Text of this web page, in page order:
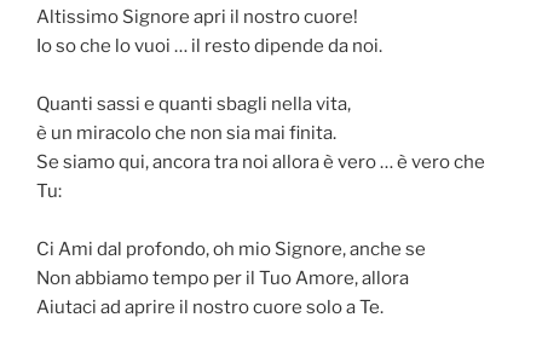
Altissimo Signore apri il nostro cuore!
Io so che lo vuoi … il resto dipende da noi.
Quanti sassi e quanti sbagli nella vita,
è un miracolo che non sia mai finita.
Se siamo qui, ancora tra noi allora è vero … è vero che
Tu:
Ci Ami dal profondo, oh mio Signore, anche se
Non abbiamo tempo per il Tuo Amore, allora
Aiutaci ad aprire il nostro cuore solo a Te.